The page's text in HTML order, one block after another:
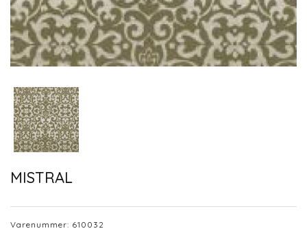
MISTRAL
Varenummer: 610032